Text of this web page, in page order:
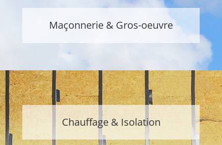
Maçonnerie & Gros-oeuvre
Chauffage & Isolation